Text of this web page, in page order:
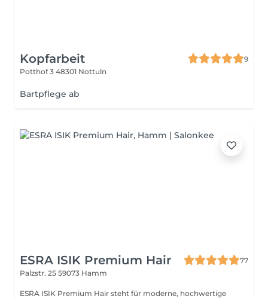
Kopfarbeit
9
Potthof 3 48301 Nottuln
Bartpflege ab
ESRA ISIK Premium Hair
77
Palzstr. 25 59073 Hamm
ESRA ISIK Premium Hair steht für moderne, hochwertige